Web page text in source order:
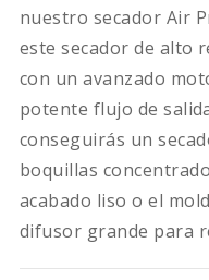
nuestro secador Air
este secador de alto
con un avanzado
potente flujo de
conseguirás un
boquillas
acabado liso o el
difusor grande para